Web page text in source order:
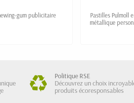
gum publicitaire
Pastilles Pulmoll
métallique
Politique RSE
Découvrez un choix
produits écoresponsables